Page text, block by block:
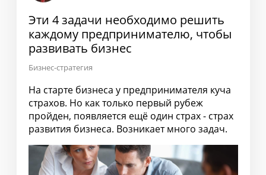
Эти 4 задачи необходимо решить
каждому предпринимателю, чтобы
развивать бизнес
Бизнес-стратегия
На старте бизнеса у предпринимателя куча
страхов. Но как только первый рубеж
пройден, появляется ещё один страх - страх
развития бизнеса. Возникает много задач.